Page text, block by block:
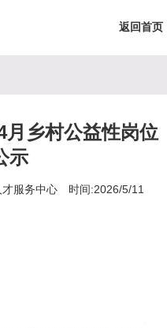
返回首页
月乡村公益性岗位
示
才服务中心 时间:2026/5/11